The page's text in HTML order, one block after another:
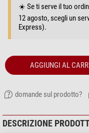
☀️ Se ti serve il tuo
12 agosto, scegli un
Express).
AGGIUNGI AL
domande sul prodotto?
DESCRIZIONE